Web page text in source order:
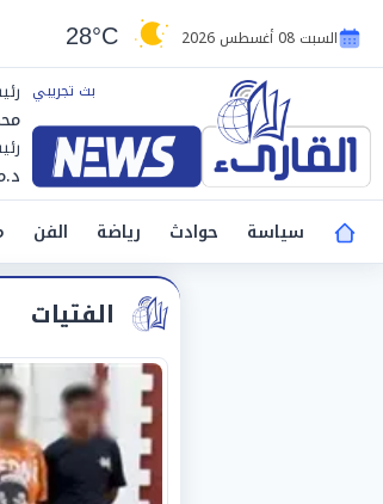
السبت 08 أغسطس 2026 28°C
سياسة
حوادث رياضة الفن
الفتيات